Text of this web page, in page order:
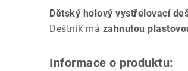
Dětský holový vystřelovací
Deštník má zahnutou
Informace o produktu: